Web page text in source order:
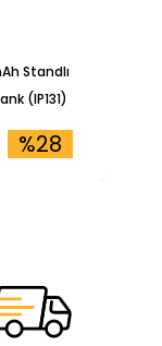
Standlı
(IP131)
%28